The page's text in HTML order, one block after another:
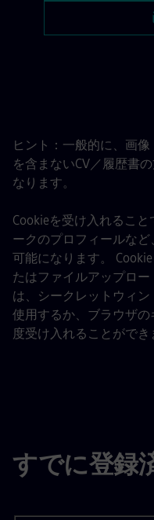
すでに登録
履歴書は後でアッ
ヒント：一般的に、画
を含まないCV／履歴書
なります。
Cookieを受け入れるこ
ークのプロフィールな
可能になります。
たはファイルアップロ
は、シークレットウィ
使用するか、ブラウザ
度受け入れることができ